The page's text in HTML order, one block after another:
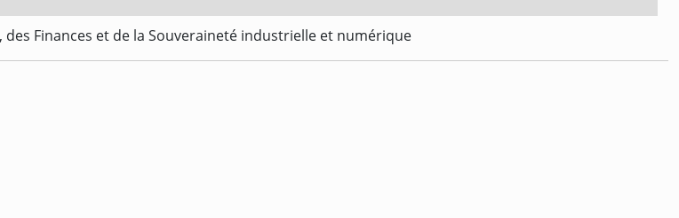
Finances et de la Souveraineté industrielle et numérique